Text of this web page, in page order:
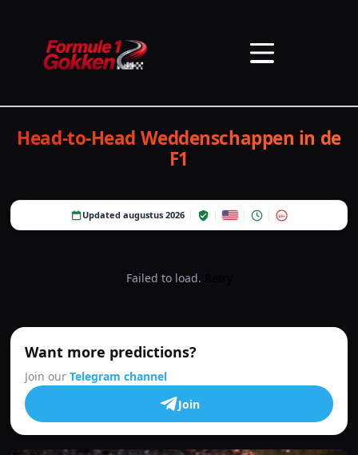
Head-to-Head Weddenschappen in de
F1
Updated augustus 2026 18+
Failed to load.
Want more predictions?
Join our Telegram channel
Join